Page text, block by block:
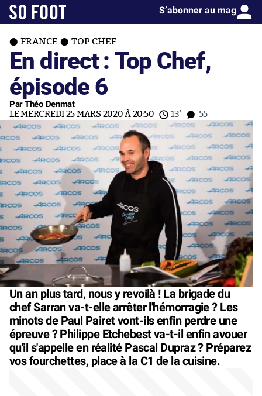
S’abonner au mag
FRANCE TOP CHEF
En direct : Top Chef,
épisode 6
Par Théo Denmat
LE MERCREDI 25 MARS 2020 À 20:50 13' 55
Un an plus tard, nous y revoilà ! La brigade du
chef Sarran va-t-elle arrêter l'hémorragie ? Les
minots de Paul Pairet vont-ils enfin perdre une
épreuve ? Philippe Etchebest va-t-il enfin avouer
qu'il s'appelle en réalité Pascal Dupraz ? Préparez
vos fourchettes, place à la C1 de la cuisine.